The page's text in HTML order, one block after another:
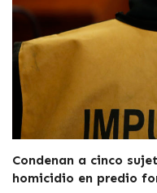
Condenan a cinco
homicidio en predio